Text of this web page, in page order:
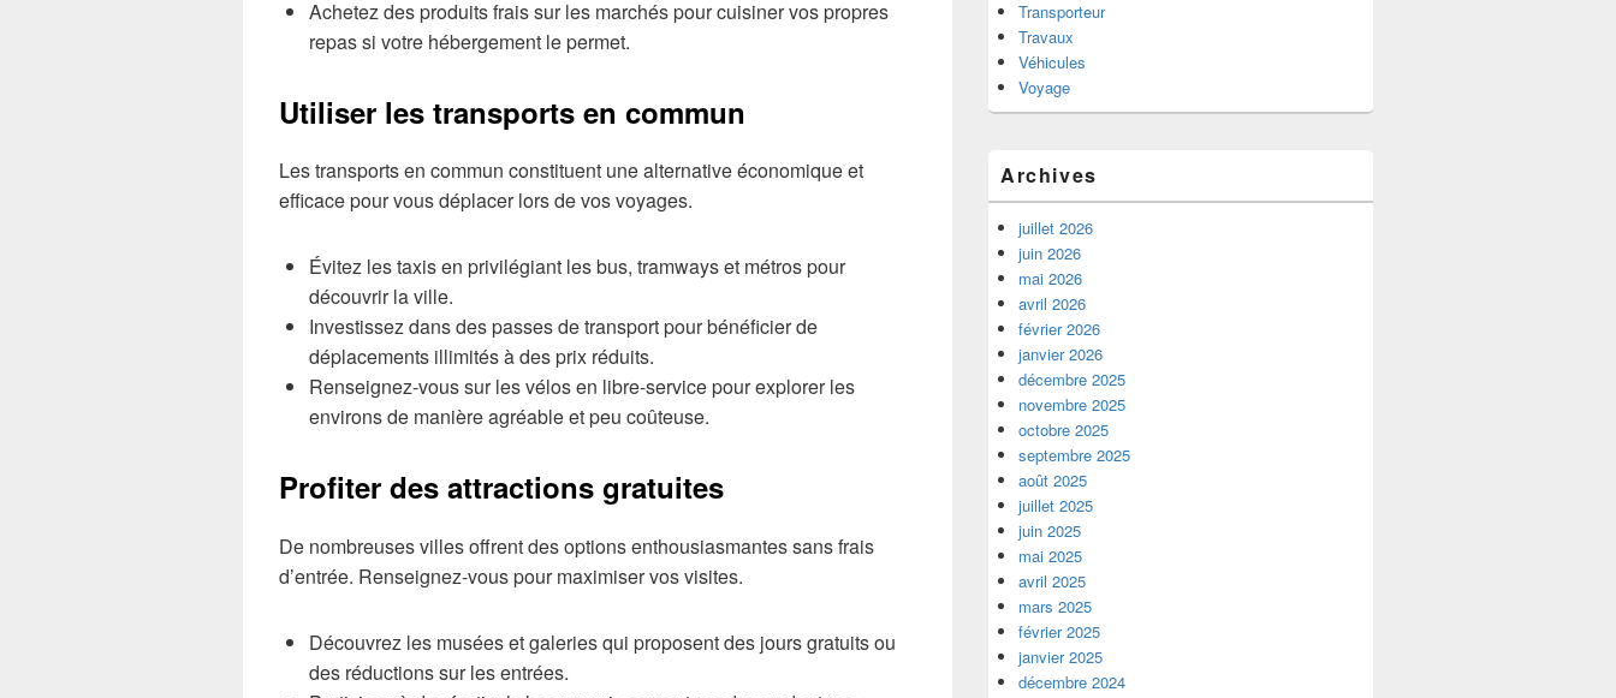
Achetez des produits frais sur les marchés pour cuisiner vos propres
repas si votre hébergement le permet.
Utiliser les transports en commun
Les transports en commun constituent une alternative économique et
efficace pour vous déplacer lors de vos voyages.
Évitez les taxis en privilégiant les bus, tramways et métros pour
découvrir la ville.
Investissez dans des passes de transport pour bénéficier de
déplacements illimités à des prix réduits.
Renseignez-vous sur les vélos en libre-service pour explorer les
environs de manière agréable et peu coûteuse.
Profiter des attractions gratuites
De nombreuses villes offrent des options enthousiasmantes sans frais
d’entrée. Renseignez-vous pour maximiser vos visites.
Découvrez les musées et galeries qui proposent des jours gratuits ou
des réductions sur les entrées.
Transporteur
Travaux
Véhicules
Voyage
Archives
juillet 2026
juin 2026
mai 2026
avril 2026
février 2026
janvier 2026
décembre 2025
novembre 2025
octobre 2025
septembre 2025
août 2025
juillet 2025
juin 2025
mai 2025
avril 2025
mars 2025
février 2025
janvier 2025
décembre 2024